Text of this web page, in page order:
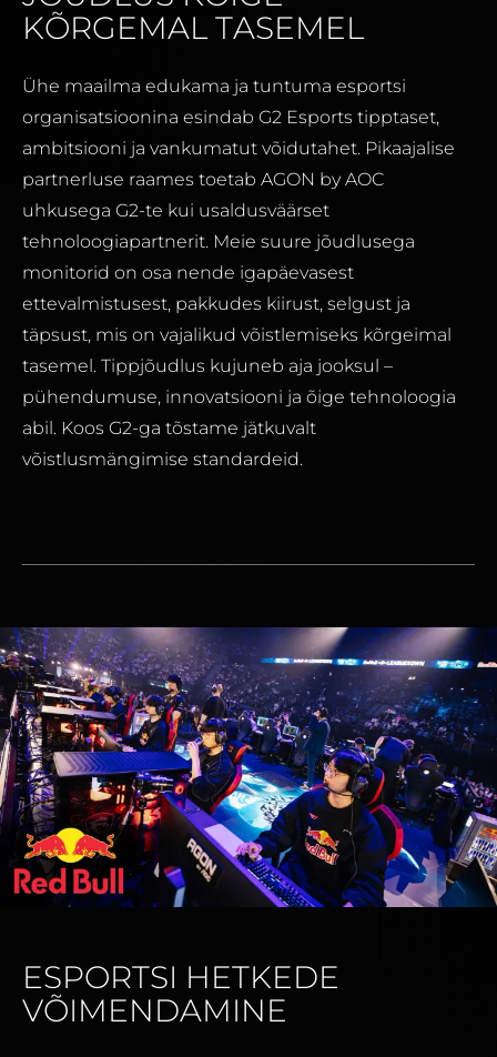
KÕRGEMAL TASEMEL
Ühe maailma edukama ja tuntuma esportsi
organisatsioonina esindab G2 Esports tipptaset,
ambitsiooni ja vankumatut võidutahet. Pikaajalise
partnerluse raames toetab AGON by AOC
uhkusega G2-te kui usaldusväärset
tehnoloogiapartnerit. Meie suure jõudlusega
monitorid on osa nende igapäevasest
ettevalmistusest, pakkudes kiirust, selgust ja
täpsust, mis on vajalikud võistlemiseks kõrgeimal
tasemel. Tippjõudlus kujuneb aja jooksul –
pühendumuse, innovatsiooni ja õige tehnoloogia
abil. Koos G2-ga tõstame jätkuvalt
võistlusmängimise standardeid.
ESPORTSI HETKEDE
VÕIMENDAMINE